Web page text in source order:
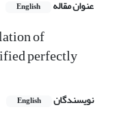
عنوان مقاله English
of
perfectly
نویسندگان English